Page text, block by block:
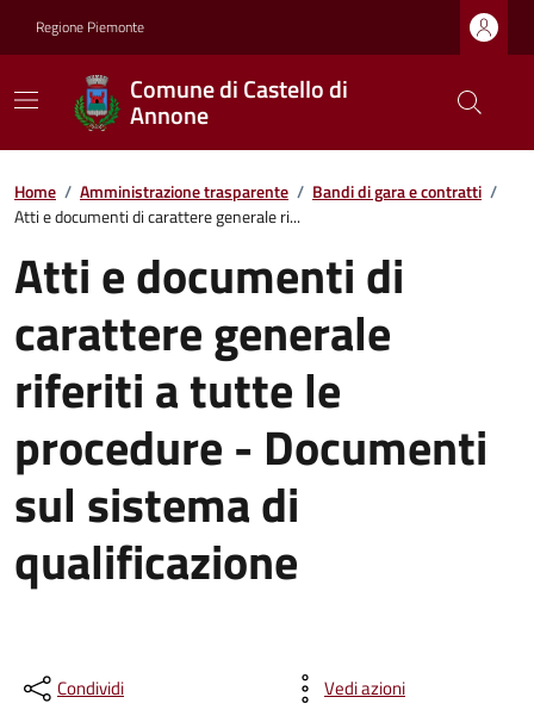
Regione Piemonte
Comune di Castello di
Annone
Home / Amministrazione trasparente / Bandi di gara e contratti /
Atti e documenti di carattere generale ri...
Atti e documenti di
carattere generale
riferiti a tutte le
procedure - Documenti
sul sistema di
qualificazione
Condividi Vedi azioni